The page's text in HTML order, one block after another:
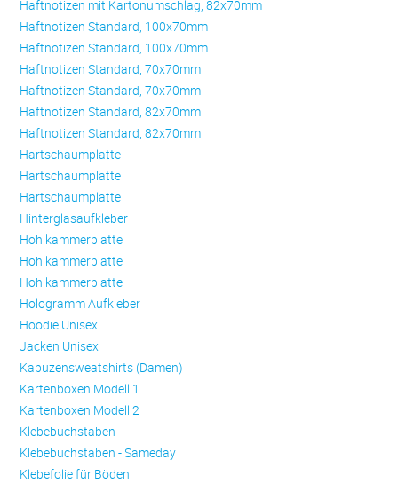
Haftnotizen mit Kartonumschlag, 82x70mm
Haftnotizen Standard, 100x70mm
Haftnotizen Standard, 100x70mm
Haftnotizen Standard, 70x70mm
Haftnotizen Standard, 70x70mm
Haftnotizen Standard, 82x70mm
Haftnotizen Standard, 82x70mm
Hartschaumplatte
Hartschaumplatte
Hartschaumplatte
Hinterglasaufkleber
Hohlkammerplatte
Hohlkammerplatte
Hohlkammerplatte
Hologramm Aufkleber
Hoodie Unisex
Jacken Unisex
Kapuzensweatshirts (Damen)
Kartenboxen Modell 1
Kartenboxen Modell 2
Klebebuchstaben
Klebebuchstaben - Sameday
Klebefolie für Böden